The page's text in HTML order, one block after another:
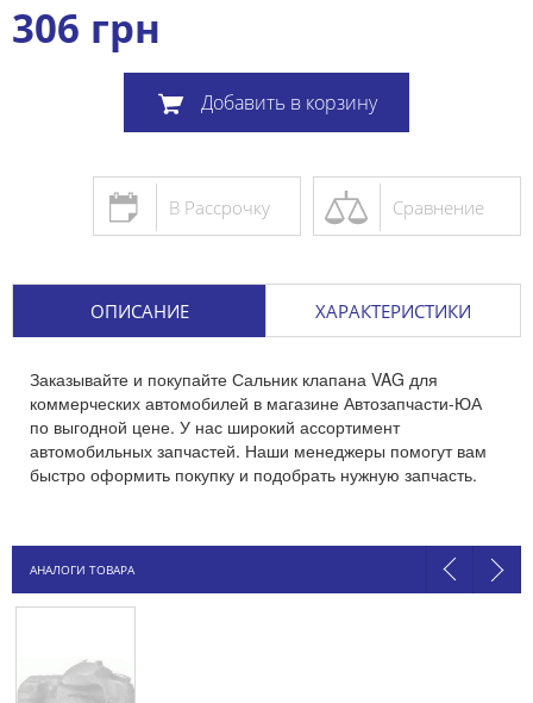
306 грн
Добавить в корзину
Сравнение
В Рассрочку
ОПИСАНИЕ ХАРАКТЕРИСТИКИ
Заказывайте и покупайте Сальник клапана VAG для
коммерческих автомобилей в магазине Автозапчасти-ЮА
по выгодной цене. У нас широкий ассортимент
автомобильных запчастей. Наши менеджеры помогут вам
быстро оформить покупку и подобрать нужную запчасть.
АНАЛОГИ ТОВАРА